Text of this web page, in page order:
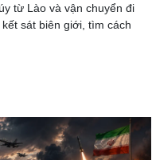
từ Lào và vận chuyển đi
sát biên giới, tìm cách